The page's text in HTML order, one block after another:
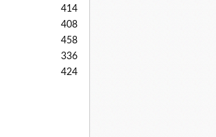
414
408
458
336
424